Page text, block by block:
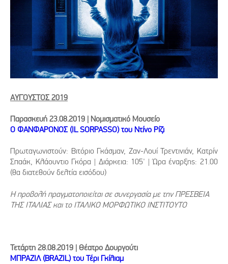
ΑΥΓΟΥΣΤΟΣ 2019
Παρασκευή 23.08.2019 | Νομισματικό Μουσείο
Ο ΦΑΝΦΑΡΟΝΟΣ (IL SORPASSO) του Ντίνο Ρίζι
Πρωταγωνιστούν: Βιτόριο Γκάσμαν, Ζαν-Λουί Τρεντινιάν, Κατρίν
Σπαάκ, Κλάουντιο Γκόρα | Διάρκεια: 105' | Ώρα έναρξης: 21.00
(θα διατεθούν δελτία εισόδου)
Η προβολή πραγματοποιείται σε συνεργασία με την ΠΡΕΣΒΕΙΑ
ΤΗΣ ΙΤΑΛΙΑΣ και το ΙΤΑΛΙΚΟ ΜΟΡΦΩΤΙΚΟ ΙΝΣΤΙΤΟΥΤΟ
Τετάρτη 28.08.2019 | Θέατρο Δουργούτι
ΜΠΡΑΖΙΛ (BRAZIL) του Τέρι Γκίλιαμ